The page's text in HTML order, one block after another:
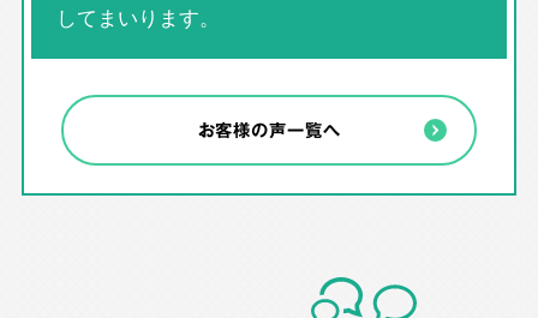
してまいります。
お客様の声一覧へ